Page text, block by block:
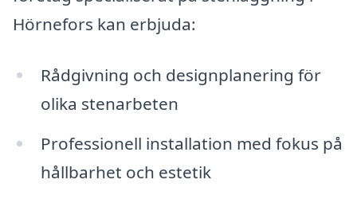
Hörnefors kan erbjuda:
Rådgivning och designplanering för
olika stenarbeten
Professionell installation med fokus på
hållbarhet och estetik